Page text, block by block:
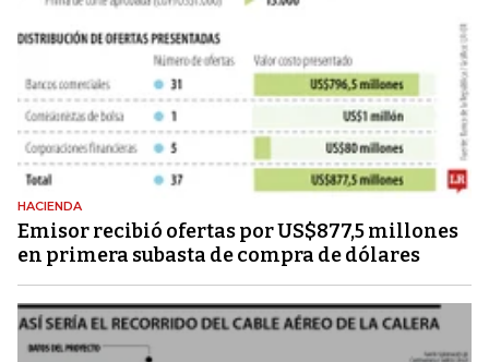
HACIENDA
Emisor recibió ofertas por US$877,5 millones
en primera subasta de compra de dólares